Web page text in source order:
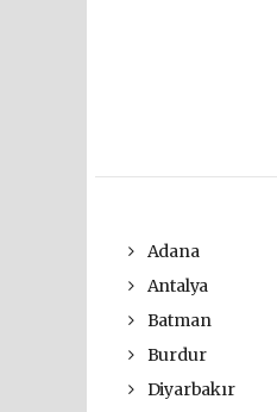
Adana
Antalya
Batman
Burdur
Diyarbakır